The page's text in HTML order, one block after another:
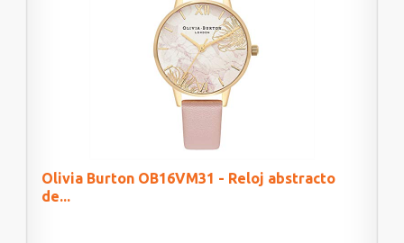
Olivia Burton OB16VM31 - Reloj abstracto
de...